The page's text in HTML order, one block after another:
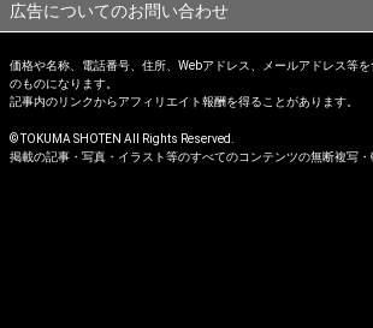
広告についてのお問い合わせ
価格や名称、電話番号、住所、Webアドレス、メールアドレス等
のものになります。
記事内のリンクからアフィリエイト報酬を得ることがあります。
© TOKUMA SHOTEN All Rights Reserved.
掲載の記事・写真・イラスト等のすべてのコンテンツの無断複写・